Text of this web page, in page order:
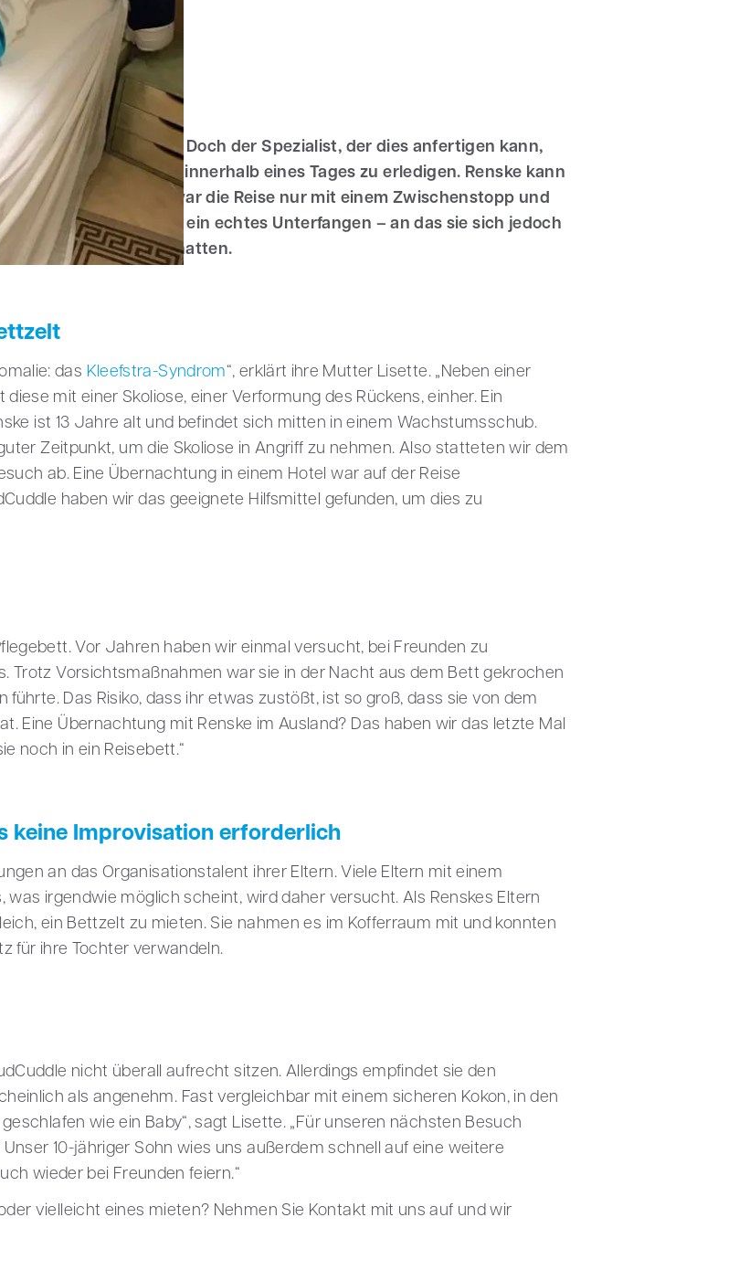
spezielles Korsett. Doch der Spezialist, der dies anfertigen kann,
um den Arztbesuch innerhalb eines Tages zu erledigen. Renske kann
sitzen kann. So war die Reise nur mit einem Zwischenstopp und
Für Renskes Familie ein echtes Unterfangen – an das sie sich jedoch
Bettzelt gemietet hatten.
das Kleefstra-Syndrom“, erklärt ihre Mutter Lisette. „Neben einer
mit einer Skoliose, einer Verformung des Rückens, einher. Ein
ist 13 Jahre alt und befindet sich mitten in einem Wachstumsschub.
Zeitpunkt, um die Skoliose in Angriff zu nehmen. Also statteten wir dem
ab. Eine Übernachtung in einem Hotel war auf der Reise
haben wir das geeignete Hilfsmittel gefunden, um dies zu
Vor Jahren haben wir einmal versucht, bei Freunden zu
Trotz Vorsichtsmaßnahmen war sie in der Nacht aus dem Bett gekrochen
Das Risiko, dass ihr etwas zustößt, ist so groß, dass sie von dem
Eine Übernachtung mit Renske im Ausland? Das haben wir das letzte Mal
noch in ein Reisebett.“
keine Improvisation erforderlich
an das Organisationstalent ihrer Eltern. Viele Eltern mit einem
was irgendwie möglich scheint, wird daher versucht. Als Renskes Eltern
ein Bettzelt zu mieten. Sie nahmen es im Kofferraum mit und konnten
für ihre Tochter verwandeln.
nicht überall aufrecht sitzen. Allerdings empfindet sie den
als angenehm. Fast vergleichbar mit einem sicheren Kokon, in den
wie ein Baby“, sagt Lisette. „Für unseren nächsten Besuch
10-jähriger Sohn wies uns außerdem schnell auf eine weitere
wieder bei Freunden feiern.“
vielleicht eines mieten? Nehmen Sie Kontakt mit uns auf und wir